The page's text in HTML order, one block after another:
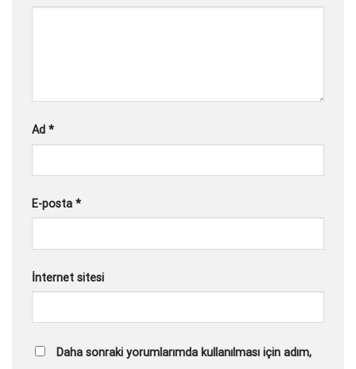
Ad *
E-posta *
İnternet sitesi
Daha sonraki yorumlarımda kullanılması için adım,